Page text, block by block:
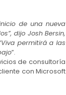
de una nueva
dijo Josh Bersin,
permitirá a las
”.
de consultoría
con Microsoft